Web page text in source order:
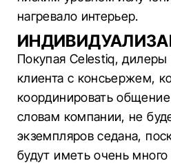
нагревало интерьер.
Покупая Celestiq, дилеры
клиента с консьержем,
координировать
словам компании, не
экземпляров седана,
будут иметь очень много